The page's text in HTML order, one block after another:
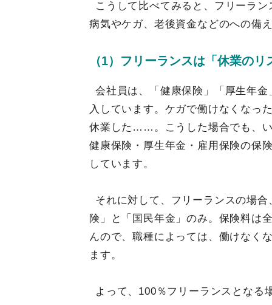
こうして比べてみると、フリーラ
病気やケガ、老後資金などのへの備
（1）フリーランスは「休業の
会社員は、「健康保険」「厚生年
入しています。ケガで働けなくなっ
休業した……。こうした場合でも、
健康保険・厚生年金・雇用保険の保
しています。
それに対して、フリーランスの場
険」と「国民年金」のみ。保険料は
んので、職種によっては、働けなく
ます。
よって、100％フリーランスとなる